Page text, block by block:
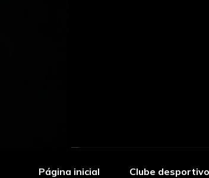
Página inicial Clube desportivo